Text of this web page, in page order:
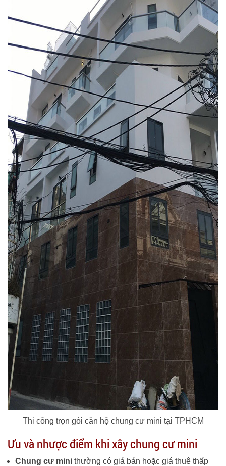
Thi công trọn gói căn hộ chung cư mini tại TPHCM
Ưu và nhược điểm khi xây chung cư mini
Chung cư mini thường có giá bán hoặc giá thuê thấp